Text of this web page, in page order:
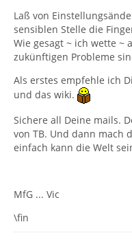
Laß von
sensiblen Stelle die
Wie gesagt ~ ich wette ~
zukünftigen Probleme
Als erstes empfehle ich
und das wiki.
Sichere all Deine mails.
von TB. Und dann mach
einfach kann die Welt
MfG ... Vic
\fin